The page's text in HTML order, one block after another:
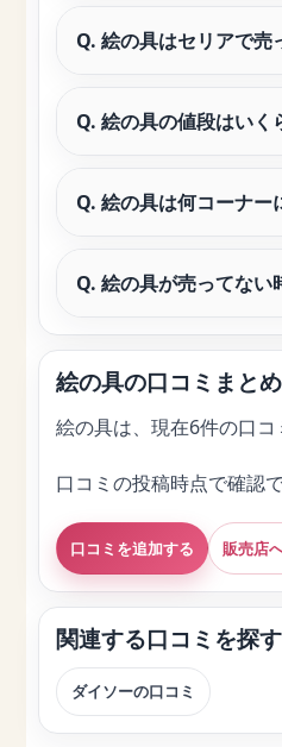
Q. 絵の具はセリアで売
Q. 絵の具の値段はいく
Q. 絵の具は何コーナー
Q. 絵の具が売ってない
絵の具の口コミまとめ
絵の具は、現在6件の口
口コミの投稿時点で確認
口コミを追加する 販売店
関連する口コミを探す
ダイソーの口コミ